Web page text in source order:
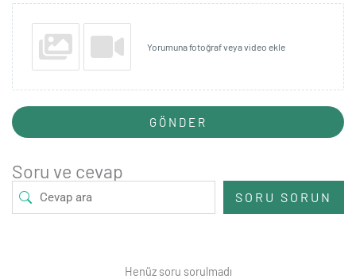
Yorumuna fotoğraf veya video ekle
GÖNDER
Soru ve cevap
SORU SORUN
Henüz soru sorulmadı